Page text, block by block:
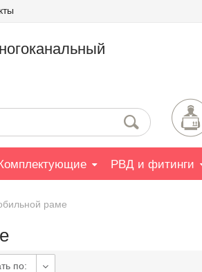
РВД и фитинги
раме
по: